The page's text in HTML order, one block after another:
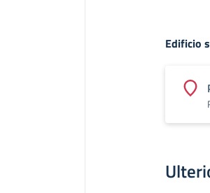
Edificio